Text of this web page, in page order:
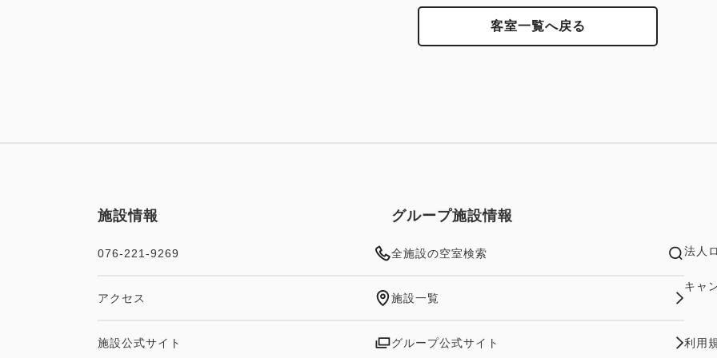
客室一覧へ戻る
施設情報
076-221-9269
アクセス
施設公式サイト
グループ施設情報
全施設の空室検索
施設一覧
グループ公式サイト
法人
キャ
利用